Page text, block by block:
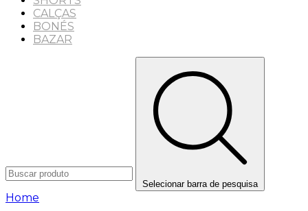
CALÇAS
BONÉS
BAZAR
Selecionar barra de pesquisa
Home